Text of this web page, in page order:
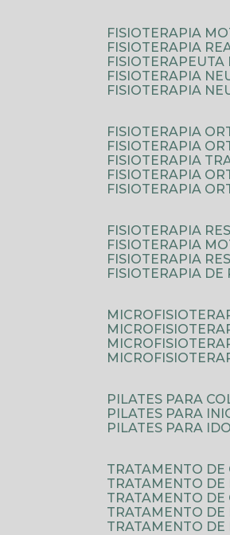
FISIOTERAPIA
FISIOTERAPIA
FISIOTERAPIA
FISIOTERAPIA
FISIOTERAPIA
FISIOTERAPIA
FISIOTERAPIA
FISIOTERAPIA
FISIOTERAPIA
FISIOTERAPIA
FISIOTERAPIA
FISIOTERAPIA
FISIOTERAPIA
PILATES PARA
PILATES PARA
PILATES PARA
TRATAMENTO
TRATAMENTO
TRATAMENTO
TRATAMENTO
TRATAMENTO